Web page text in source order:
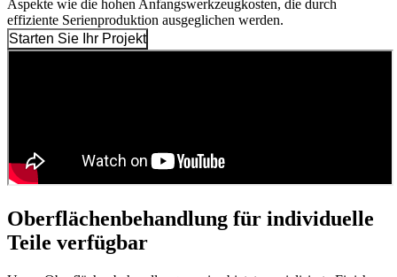
Aspekte wie die hohen Anfangswerkzeugkosten, die durch
effiziente Serienproduktion ausgeglichen werden.
Starten Sie Ihr Projekt
Oberflächenbehandlung für individuelle
Teile verfügbar